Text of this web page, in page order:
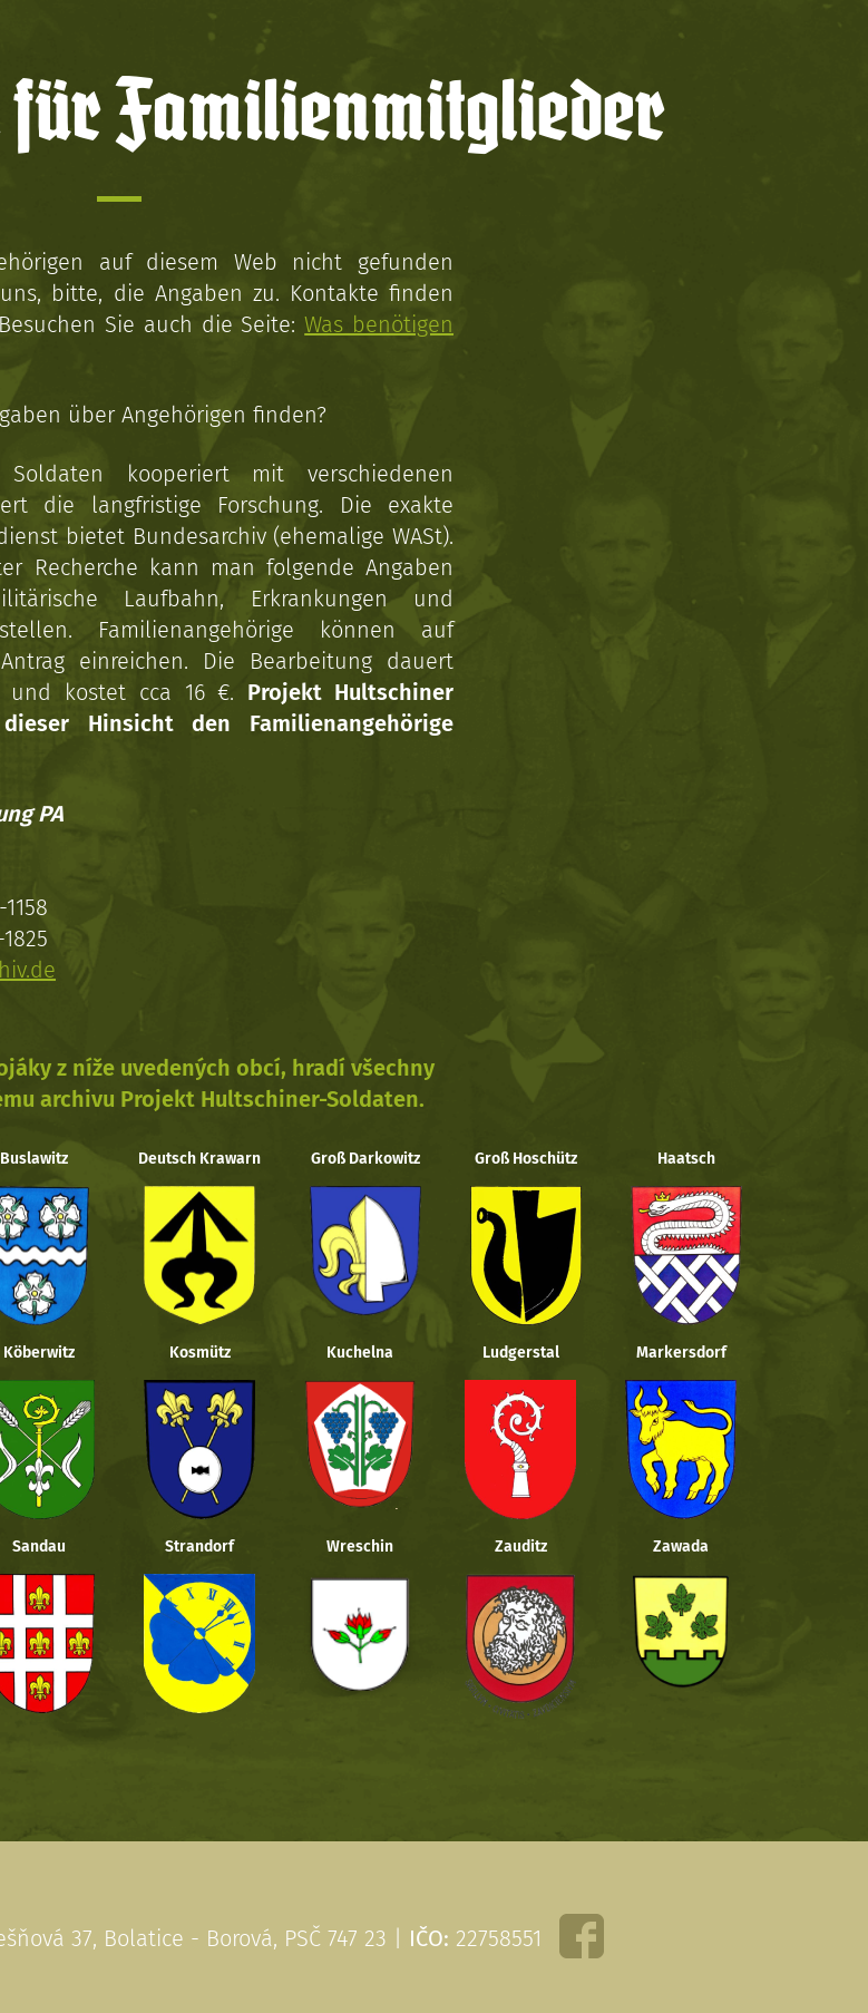
Familienmitglieder
auf diesem Web nicht gefunden
bitte, die Angaben zu. Kontakte finden
Sie auch die Seite:Was benötigen
über Angehörigen finden?
Soldaten kooperiert mit verschiedenen
die langfristige Forschung. Die exakte
bietet Bundesarchiv (ehemalige WASt).
Recherche kann man folgende Angaben
Laufbahn, Erkrankungen und
Familienangehörige können auf
einreichen. Die Bearbeitung dauert
und kostet cca 16 €. Projekt Hultschiner
Hinsicht den Familienangehörige
PA
z níže uvedených obcí, hradí všechny
archivu Projekt Hultschiner-Soldaten.
Buslawitz Deutsch Krawarn Groß Darkowitz Groß Hoschütz Haatsch
Köberwitz Kosmütz Kuchelna Ludgerstal Markersdorf
Sandau Strandorf Wreschin Zauditz Zawada
37, Bolatice - Borová, PSČ 747 23 | IČO: 22758551